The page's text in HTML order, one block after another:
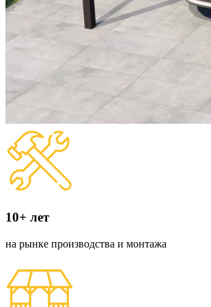
10+ лет
на рынке производства и монтажа